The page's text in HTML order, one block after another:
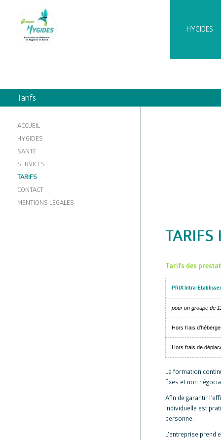
HYGIDES
Tarifs
Tarifs des
PRIX Intra-
pour un groupe de
Hors frais
Hors frais de
La formation
fixes et non
Afin de garantir
individuelle est
personne.
L’entreprise prend
ACCUEIL
HYGIDES
SANTÉ
SERVICES
TARIFS
CONTACT
MENTIONS LÉGALES